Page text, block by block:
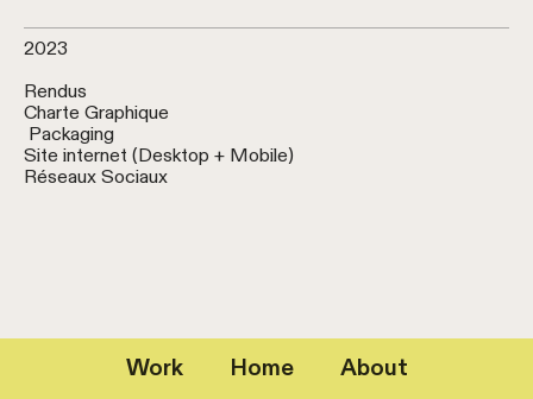
2023
Rendus
Charte Graphique
Packaging
Site internet (Desktop + Mobile)
Réseaux Sociaux
Work Home About